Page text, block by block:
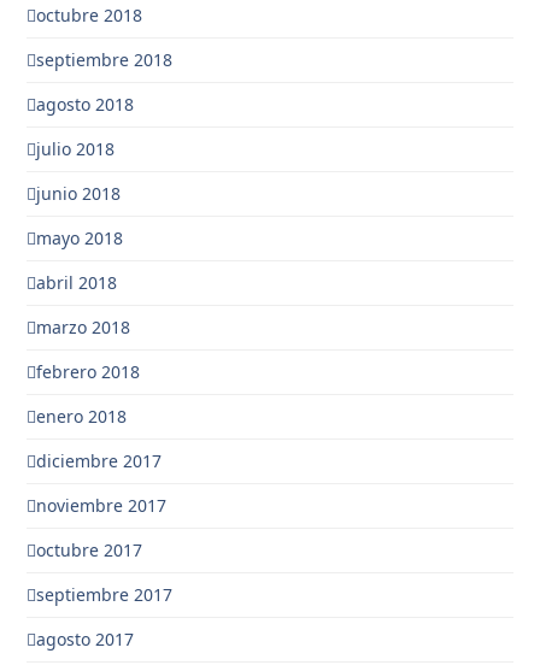
octubre 2018
septiembre 2018
agosto 2018
julio 2018
junio 2018
mayo 2018
abril 2018
marzo 2018
febrero 2018
enero 2018
diciembre 2017
noviembre 2017
octubre 2017
septiembre 2017
agosto 2017